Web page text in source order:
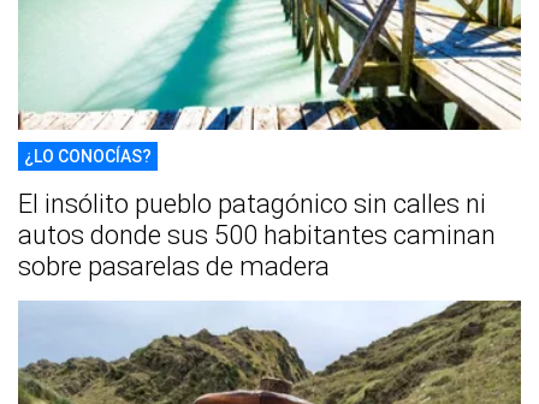
¿LO CONOCÍAS?
El insólito pueblo patagónico sin calles ni
autos donde sus 500 habitantes caminan
sobre pasarelas de madera